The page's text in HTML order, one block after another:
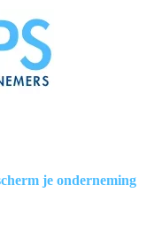
je onderneming